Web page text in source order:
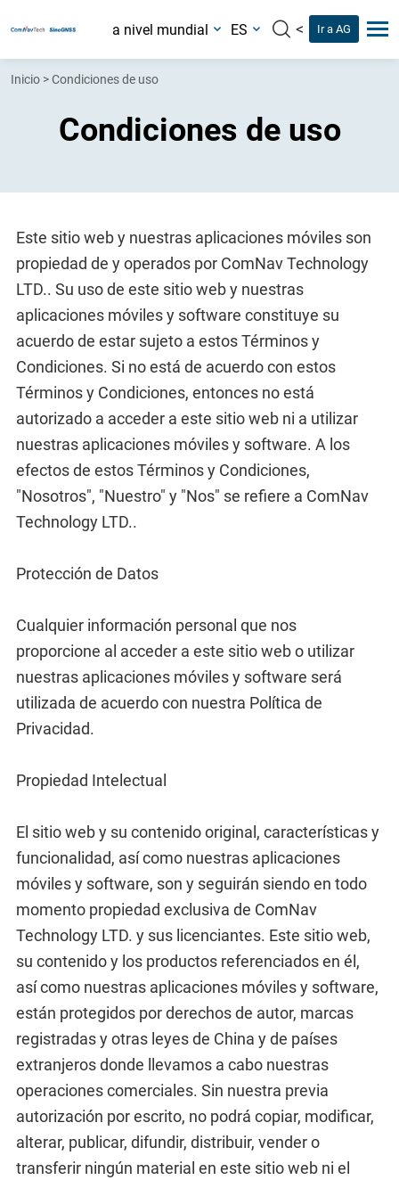
a nivel mundial ES < Ir a AG
Inicio >Condiciones de uso
Condiciones de uso
Este sitio web y nuestras aplicaciones móviles son
propiedad de y operados por ComNav Technology
LTD.. Su uso de este sitio web y nuestras
aplicaciones móviles y software constituye su
acuerdo de estar sujeto a estos Términos y
Condiciones. Si no está de acuerdo con estos
Términos y Condiciones, entonces no está
autorizado a acceder a este sitio web ni a utilizar
nuestras aplicaciones móviles y software. A los
efectos de estos Términos y Condiciones,
"Nosotros", "Nuestro" y "Nos" se refiere a ComNav
Technology LTD..
Protección de Datos
Cualquier información personal que nos
proporcione al acceder a este sitio web o utilizar
nuestras aplicaciones móviles y software será
utilizada de acuerdo con nuestra Política de
Privacidad.
Propiedad Intelectual
El sitio web y su contenido original, características y
funcionalidad, así como nuestras aplicaciones
móviles y software, son y seguirán siendo en todo
momento propiedad exclusiva de ComNav
Technology LTD. y sus licenciantes. Este sitio web,
su contenido y los productos referenciados en él,
así como nuestras aplicaciones móviles y software,
están protegidos por derechos de autor, marcas
registradas y otras leyes de China y de países
extranjeros donde llevamos a cabo nuestras
operaciones comerciales. Sin nuestra previa
autorización por escrito, no podrá copiar, modificar,
alterar, publicar, difundir, distribuir, vender o
transferir ningún material en este sitio web ni el